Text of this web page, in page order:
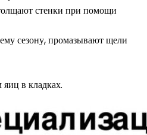
стенки при помощи
сезону, промазывают щели
яиц в кладках.